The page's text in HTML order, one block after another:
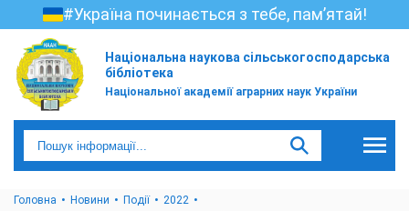
#Україна починається з тебе, пам’ятай!
Національна наукова сільськогосподарська
бібліотека
Національної академії аграрних наук України
Головна Новини Події
2022